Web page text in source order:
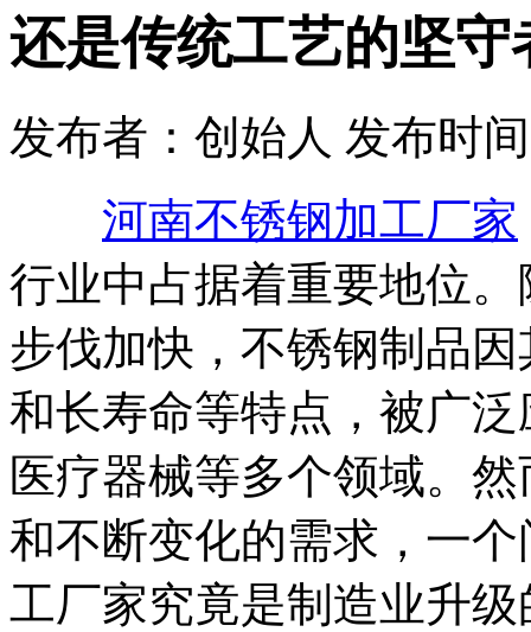
还是传统工艺的坚守
发布者：创始人 发布时
河南不锈钢加工厂家
行业中占据着重要地位
步伐加快，不锈钢制品
和长寿命等特点，被广
医疗器械等多个领域。
和不断变化的需求，一
工厂家究竟是制造业升